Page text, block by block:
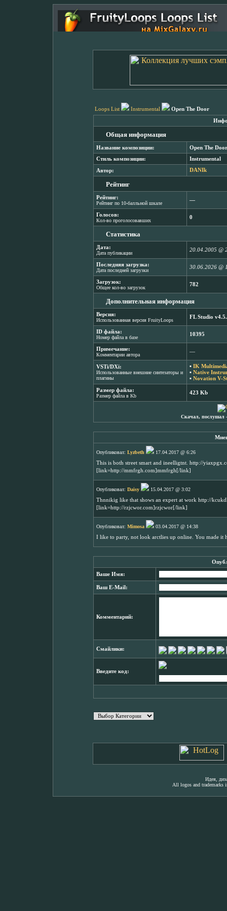
Loops List Instrumental Open The Door
Общая информация
Название композиции: Open The Door
Стиль композиции: Instrumental
Автор: DANIk
Рейтинг
Рейтинг:
Рейтинг по 10-балльной шкале
―
Голосов:
Кол-во проголосовавших
0
Статистика
Дата:
Дата публикации
20.04.2005 @
Последняя загрузка:
Дата последней загрузки
30.06.2026 @
Загрузок:
Общее кол-во загрузок
782
Дополнительная информация
Версия:
Использованная версия FruityLoops
FL Studio
ID файла:
Номер файла в базе
10395
Примечание:
Комментарии автора
―
VSTi/DXi:
Использованные внешние синтезаторы и
плагины
▪ IK
▪ Native
▪ Novation V-
Размер файла:
Размер файла в Kb
423 Kb
Скачал, послушал
Опубликовал: Lyzbeth
17.04.2017 @ 6:26
This is both street smart and ineelligtnt. http://
[link=http://mmfrgh.com]mmfrgh[/link]
Опубликовал: Daisy
15.04.2017 @ 3:02
Thnnikig like that shows an expert at work http://
[link=http://rzjcwor.com]rzjcwor[/link]
Опубликовал: Mimosa
03.04.2017 @ 14:38
I like to party, not look arctlies up online. You made it
Ваше Имя:
Ваш E-Mail:
Комментарий:
Смайлики:
Введите код:
Идея,
All logos and trademarks